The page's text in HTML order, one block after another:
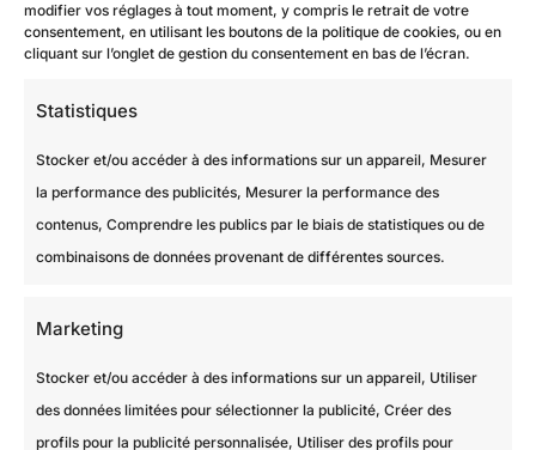
modifier vos réglages à tout moment, y compris le retrait de votre
consentement, en utilisant les boutons de la politique de cookies, ou en
cliquant sur l’onglet de gestion du consentement en bas de l’écran.
Statistiques
Stocker et/ou accéder à des informations sur un appareil, Mesurer
la performance des publicités, Mesurer la performance des
contenus, Comprendre les publics par le biais de statistiques ou de
combinaisons de données provenant de différentes sources.
Marketing
Stocker et/ou accéder à des informations sur un appareil, Utiliser
des données limitées pour sélectionner la publicité, Créer des
profils pour la publicité personnalisée, Utiliser des profils pour
Devis gratuit